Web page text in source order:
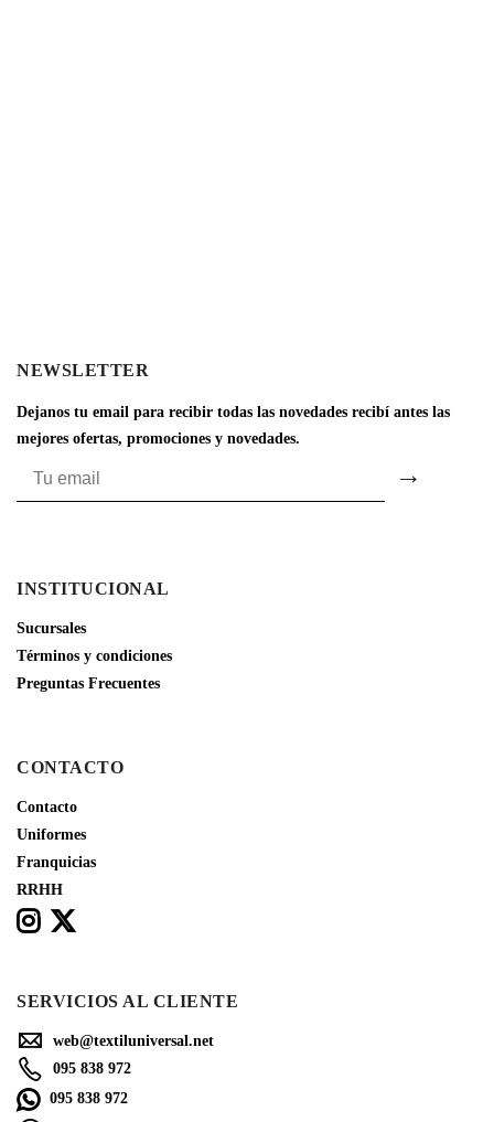
NEWSLETTER
Dejanos tu email para recibir todas las novedades recibí antes las
mejores ofertas, promociones y novedades.
INSTITUCIONAL
Sucursales
Términos y condiciones
Preguntas Frecuentes
CONTACTO
Contacto
Uniformes
Franquicias
RRHH
SERVICIOS AL CLIENTE
web@textiluniversal.net
095 838 972
095 838 972